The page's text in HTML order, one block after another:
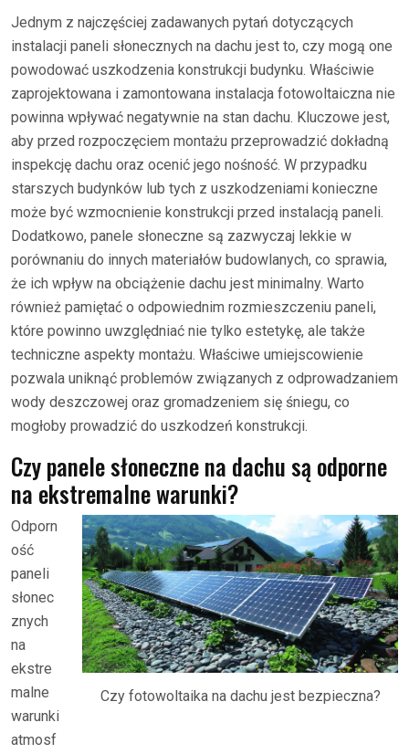
Jednym z najczęściej zadawanych pytań dotyczących
instalacji paneli słonecznych na dachu jest to, czy mogą one
powodować uszkodzenia konstrukcji budynku. Właściwie
zaprojektowana i zamontowana instalacja fotowoltaiczna nie
powinna wpływać negatywnie na stan dachu. Kluczowe jest,
aby przed rozpoczęciem montażu przeprowadzić dokładną
inspekcję dachu oraz ocenić jego nośność. W przypadku
starszych budynków lub tych z uszkodzeniami konieczne
może być wzmocnienie konstrukcji przed instalacją paneli.
Dodatkowo, panele słoneczne są zazwyczaj lekkie w
porównaniu do innych materiałów budowlanych, co sprawia,
że ich wpływ na obciążenie dachu jest minimalny. Warto
również pamiętać o odpowiednim rozmieszczeniu paneli,
które powinno uwzględniać nie tylko estetykę, ale także
techniczne aspekty montażu. Właściwe umiejscowienie
pozwala uniknąć problemów związanych z odprowadzaniem
wody deszczowej oraz gromadzeniem się śniegu, co
mogłoby prowadzić do uszkodzeń konstrukcji.
Czy panele słoneczne na dachu są odporne
na ekstremalne warunki?
Czy fotowoltaika na dachu jest bezpieczna?
Odporn
ość
paneli
słonec
znych
na
ekstre
malne
warunki
atmosf